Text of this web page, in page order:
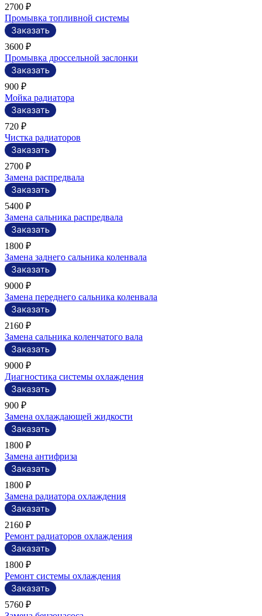
2700 ₽
Промывка топливной системы
3600 ₽
Промывка дроссельной заслонки
900 ₽
Мойка радиатора
720 ₽
Чистка радиаторов
2700 ₽
Замена распредвала
5400 ₽
Замена сальника распредвала
1800 ₽
Замена заднего сальника коленвала
9000 ₽
Замена переднего сальника коленвала
2160 ₽
Замена сальника коленчатого вала
9000 ₽
Диагностика системы охлаждения
900 ₽
Замена охлаждающей жидкости
1800 ₽
Замена антифриза
1800 ₽
Замена радиатора охлаждения
2160 ₽
Ремонт радиаторов охлаждения
1800 ₽
Ремонт системы охлаждения
5760 ₽